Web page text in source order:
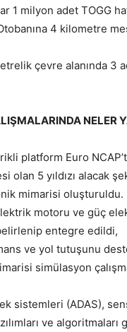
1 milyon adet TOGG
4 kilometre
çevre alanında 3
NELER
platform Euro
olan 5 yıldızı alacak
mimarisi oluşturuldu.
motoru ve güç
entegre edildi,
ve yol tutuşunu
simülasyon
sistemleri (ADAS),
ve